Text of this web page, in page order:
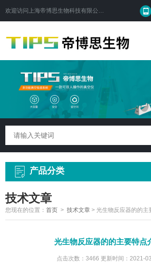
欢迎访问 上海帝博思生物科技有限公司
产品分类
技术文章
您现在的位置：首页 >技术文章 >光生物反应器的的主
光生物反应器的的主要特点
点击次数：3466 更新时间：2021-